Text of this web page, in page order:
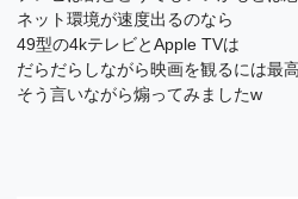
ネット環境が速度出るのなら
49型の4kテレビとApple TVは
だらだらしながら映画を観るには最
そう言いながら煽ってみましたw